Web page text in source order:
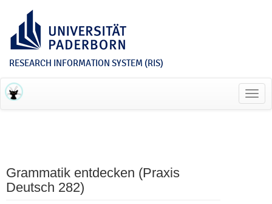
RESEARCH INFORMATION SYSTEM (RIS)
Grammatik entdecken (Praxis
Deutsch 282)